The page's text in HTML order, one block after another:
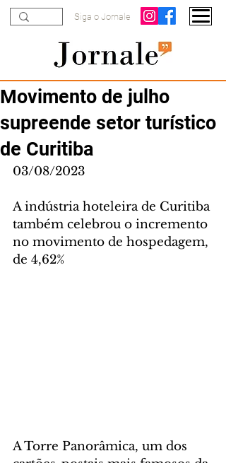
Siga o Jornale
Movimento de julho
supreende setor turístico
de Curitiba
03/08/2023
A indústria hoteleira de Curitiba
também celebrou o incremento
no movimento de hospedagem,
de 4,62%
A Torre Panorâmica, um dos